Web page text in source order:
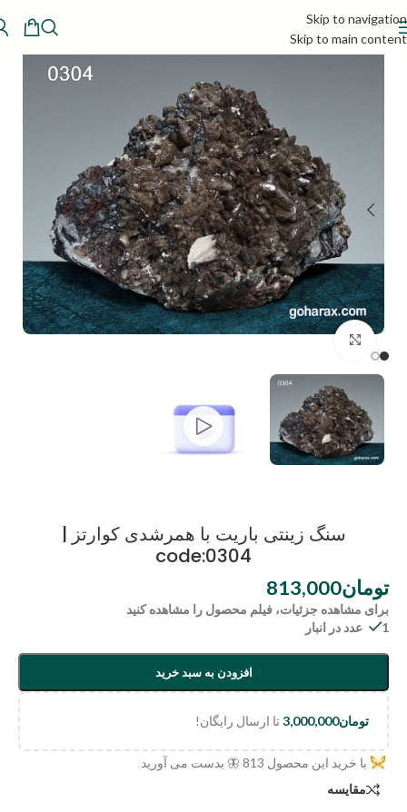
Skip to navigation
Skip to main content
سنگ زینتی باریت با همرشدی کوارتز |
code:0304
تومان813,000
برای مشاهده جزئیات، فیلم محصول را مشاهده کنید
1 عدد در انبار
افزودن به سبد خرید
تومان3,000,000تا ارسال رایگان!
با خرید این محصول 813 🦋 بدست می آورید
مقایسه